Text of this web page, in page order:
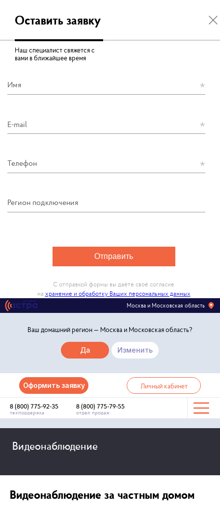
Оставить заявку
Наш специалист свяжется с
вами в ближайшее время
Имя
E-mail
Телефон
Регион подключения
Отправить
С отправкой формы вы даёте своё согласие
на хранение и обработку Ваших персональных данных
Москва и Московская область
Ваш домашний регион — Москва и Московская область?
Да Изменить
Оформить заявку Личный кабинет
8 (800) 775-92-35
техподдержка
8 (800) 775-79-55
отдел продаж
Видеонаблюдение
Видеонаблюдение за частным домом